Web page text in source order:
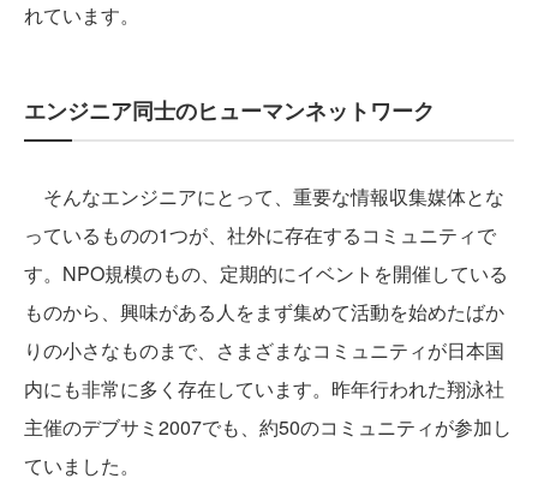
れています。
エンジニア同士のヒューマンネットワーク
そんなエンジニアにとって、重要な情報収集媒体とな
っているものの1つが、社外に存在するコミュニティで
す。NPO規模のもの、定期的にイベントを開催している
ものから、興味がある人をまず集めて活動を始めたばか
りの小さなものまで、さまざまなコミュニティが日本国
内にも非常に多く存在しています。昨年行われた翔泳社
主催のデブサミ2007でも、約50のコミュニティが参加し
ていました。